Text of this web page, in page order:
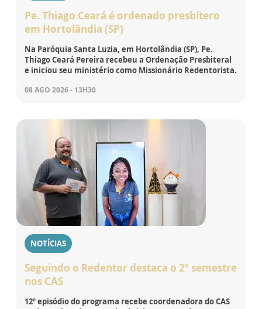
Pe. Thiago Ceará é ordenado presbítero
em Hortolândia (SP)
Na Paróquia Santa Luzia, em Hortolândia (SP), Pe.
Thiago Ceará Pereira recebeu a Ordenação Presbiteral
e iniciou seu ministério como Missionário Redentorista.
08 AGO 2026 - 13H30
NOTÍCIAS
Seguindo o Redentor destaca o 2º semestre
nos CAS
12º episódio do programa recebe coordenadora do CAS